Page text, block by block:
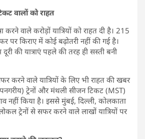
वालों को राहत
करने वाले करोड़ों यात्रियों को राहत दी है। 215
किराए में कोई बढ़ोतरी नहीं की गई है।
की यात्राएं पहले की तरह ही सस्ती बनी
करने वाले यात्रियों के लिए भी राहत की खबर
ट्रेनों और मंथली सीजन टिकट (MST)
नहीं किया है। इससे मुंबई, दिल्ली, कोलकाता
ट्रेनों से सफर करने वाले लाखों यात्रियों पर